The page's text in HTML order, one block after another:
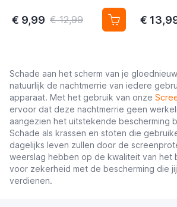
€ 9,99 € 12,99 €
Schade aan het scherm van je
natuurlijk de nachtmerrie van iedere
apparaat. Met het gebruik van onze
ervoor dat deze nachtmerrie geen
aangezien het uitstekende bescherming
Schade als krassen en stoten die
dagelijks leven zullen door de
weerslag hebben op de kwaliteit van het
voor zekerheid met de bescherming die
verdienen.